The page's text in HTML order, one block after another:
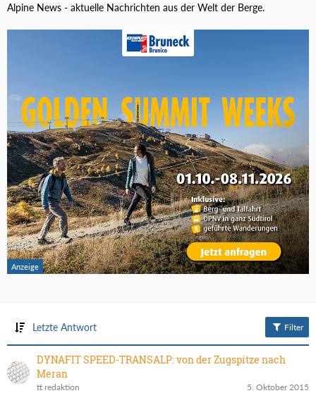
Alpine News - aktuelle Nachrichten aus der Welt der Berge.
Letzte Antwort Filter
DYNAFIT SPEED-TRANSALP: von der Zugspitze nach
Meran
tt redaktion 5. Oktober 2015